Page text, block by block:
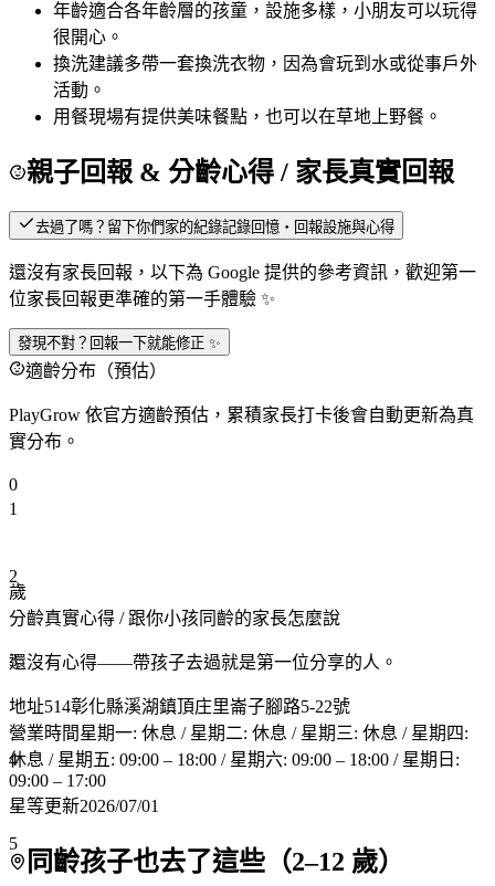
年齡適合各年齡層的孩童，設施多樣，小朋友可以玩得
很開心。
換洗建議多帶一套換洗衣物，因為會玩到水或從事戶外
活動。
用餐現場有提供美味餐點，也可以在草地上野餐。
親子回報 & 分齡心得 / 家長真實回報
去過了嗎？留下你們家的紀錄記錄回憶・回報設施與心得
還沒有家長回報，以下為 Google 提供的參考資訊，歡迎第一
位家長回報更準確的第一手體驗 ✨
發現不對？回報一下就能修正 ✨
適齡分布（預估）
PlayGrow 依官方適齡預估，累積家長打卡後會自動更新為真
實分布。
0
1
2
3
4
5
歲
分齡真實心得 / 跟你小孩同齡的家長怎麼說
還沒有心得——帶孩子去過就是第一位分享的人。
地址514彰化縣溪湖鎮頂庄里崙子腳路5-22號
營業時間星期一: 休息 / 星期二: 休息 / 星期三: 休息 / 星期四:
休息 / 星期五: 09:00 – 18:00 / 星期六: 09:00 – 18:00 / 星期日:
09:00 – 17:00
星等更新2026/07/01
同齡孩子也去了這些（2–12 歲）